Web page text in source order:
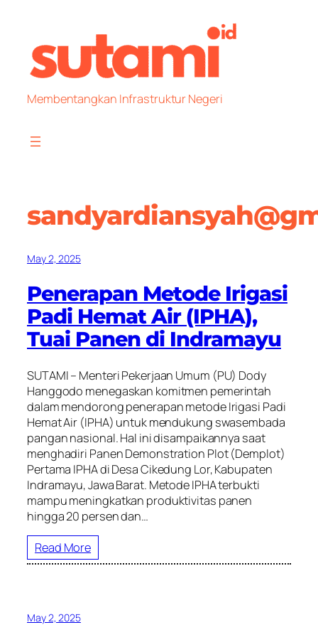
content
Membentangkan Infrastruktur Negeri
May 2, 2025
Penerapan Metode Irigasi
Padi Hemat Air (IPHA),
Tuai Panen di Indramayu
SUTAMI – Menteri Pekerjaan Umum (PU) Dody
Hanggodo menegaskan komitmen pemerintah
dalam mendorong penerapan metode Irigasi Padi
Hemat Air (IPHA) untuk mendukung swasembada
pangan nasional. Hal ini disampaikannya saat
menghadiri Panen Demonstration Plot (Demplot)
Pertama IPHA di Desa Cikedung Lor, Kabupaten
Indramayu, Jawa Barat. Metode IPHA terbukti
mampu meningkatkan produktivitas panen
hingga 20 persen dan…
Read More
May 2, 2025